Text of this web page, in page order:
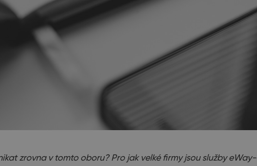
zrovna v tomto oboru? Pro jak velké firmy jsou služby